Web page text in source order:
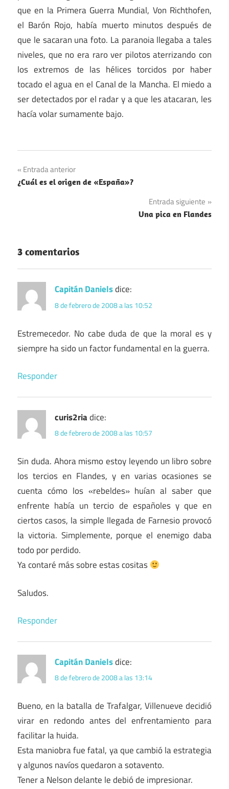
que en la Primera Guerra Mundial, Von Richthofen,
el Barón Rojo, había muerto minutos después de
que le sacaran una foto. La paranoia llegaba a tales
niveles, que no era raro ver pilotos aterrizando con
los extremos de las hélices torcidos por haber
tocado el agua en el Canal de la Mancha. El miedo a
ser detectados por el radar y a que les atacaran, les
hacía volar sumamente bajo.
Navegación
de
Entrada anterior
¿Cuál es el origen de «España»?
Entrada siguiente
Una pica en Flandes
3 comentarios
Capitán Danielsdice:
8 de febrero de 2008 a las 10:52
Estremecedor. No cabe duda de que la moral es y
siempre ha sido un factor fundamental en la guerra.
Responder
curis2riadice:
8 de febrero de 2008 a las 10:57
Sin duda. Ahora mismo estoy leyendo un libro sobre
los tercios en Flandes, y en varias ocasiones se
cuenta cómo los «rebeldes» huían al saber que
enfrente había un tercio de españoles y que en
ciertos casos, la simple llegada de Farnesio provocó
la victoria. Simplemente, porque el enemigo daba
todo por perdido.
Ya contaré más sobre estas cositas
Saludos.
Responder
Capitán Danielsdice:
8 de febrero de 2008 a las 13:14
Bueno, en la batalla de Trafalgar, Villenueve decidió
virar en redondo antes del enfrentamiento para
facilitar la huida.
Esta maniobra fue fatal, ya que cambió la estrategia
y algunos navíos quedaron a sotavento.
Tener a Nelson delante le debió de impresionar.